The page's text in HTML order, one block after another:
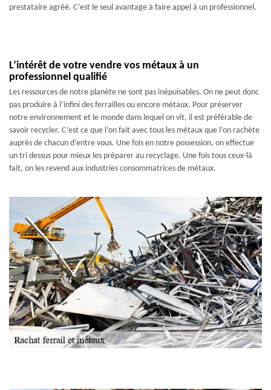
prestataire agréé. C’est le seul avantage à faire appel à un professionnel.
L’intérêt de votre vendre vos métaux à un
professionnel qualifié
Les ressources de notre planète ne sont pas inépuisables. On ne peut donc
pas produire à l’infini des ferrailles ou encore métaux. Pour préserver
notre environnement et le monde dans lequel on vit, il est préférable de
savoir recycler. C’est ce que l’on fait avec tous les métaux que l’on rachète
auprès de chacun d’entre vous. Une fois en notre possession, on effectue
un tri dessus pour mieux les préparer au recyclage. Une fois tous ceux-là
fait, on les revend aux industries consommatrices de métaux.